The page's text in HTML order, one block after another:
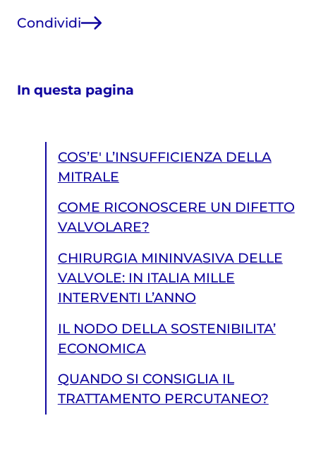
Condividi
In questa pagina
COS’E' L’INSUFFICIENZA DELLA
MITRALE
COME RICONOSCERE UN DIFETTO
VALVOLARE?
CHIRURGIA MININVASIVA DELLE
VALVOLE: IN ITALIA MILLE
INTERVENTI L’ANNO
IL NODO DELLA SOSTENIBILITA’
ECONOMICA
QUANDO SI CONSIGLIA IL
TRATTAMENTO PERCUTANEO?